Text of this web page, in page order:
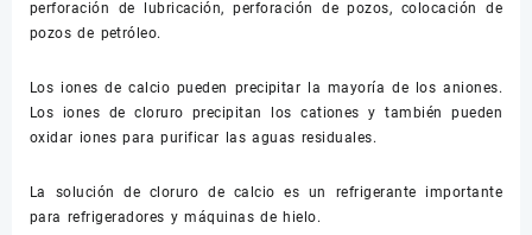
perforación de lubricación, perforación de pozos, colocación de
pozos de petróleo.
Los iones de calcio pueden precipitar la mayoría de los aniones.
Los iones de cloruro precipitan los cationes y también pueden
oxidar iones para purificar las aguas residuales.
La solución de cloruro de calcio es un refrigerante importante
para refrigeradores y máquinas de hielo.